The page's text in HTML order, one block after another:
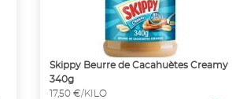
Skippy Beurre de Cacahuètes Creamy
340g
17,50 €/KILO